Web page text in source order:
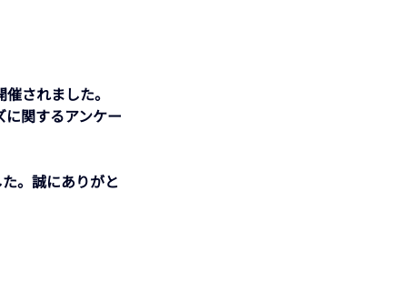
されました。
関するアンケー